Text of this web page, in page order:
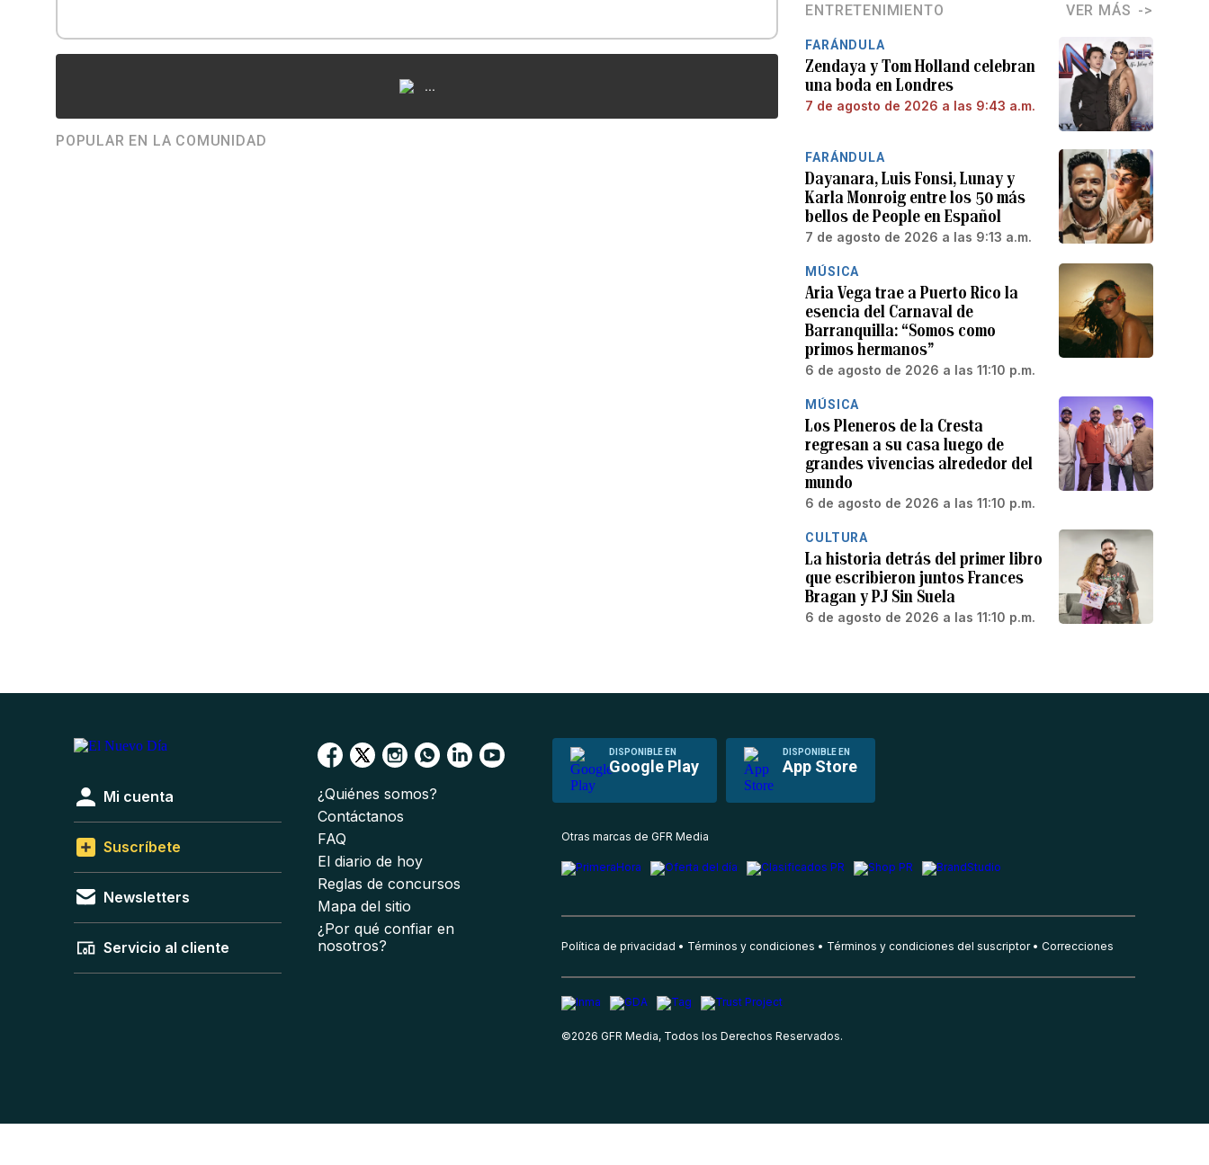
...
POPULAR EN LA COMUNIDAD
ENTRETENIMIENTO VER MÁS
FARÁNDULA
Zendaya y Tom Holland celebran
una boda en Londres
7 de agosto de 2026 a las 9:43 a.m.
FARÁNDULA
Dayanara, Luis Fonsi, Lunay y
Karla Monroig entre los 50 más
bellos de People en Español
7 de agosto de 2026 a las 9:13 a.m.
MÚSICA
Aria Vega trae a Puerto Rico la
esencia del Carnaval de
Barranquilla: “Somos como
primos hermanos”
6 de agosto de 2026 a las 11:10 p.m.
MÚSICA
Los Pleneros de la Cresta
regresan a su casa luego de
grandes vivencias alrededor del
mundo
6 de agosto de 2026 a las 11:10 p.m.
CULTURA
La historia detrás del primer libro
que escribieron juntos Frances
Bragan y PJ Sin Suela
6 de agosto de 2026 a las 11:10 p.m.
DISPONIBLE EN
Google Play
DISPONIBLE EN
App Store
Mi cuenta
Suscríbete
Newsletters
Servicio al cliente
¿Quiénes somos?
Contáctanos
FAQ
El diario de hoy
Reglas de concursos
Mapa del sitio
¿Por qué confiar en
nosotros?
Otras marcas de GFR Media
Política de privacidad Términos y condiciones Términos y condiciones del suscriptor Correcciones
©2026 GFR Media, Todos los Derechos Reservados.